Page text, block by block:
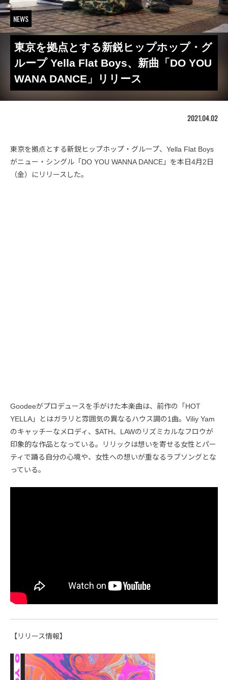
NEWS
東京を拠点とする新鋭ヒップホップ・グ
ループ Yella Flat Boys、新曲「DO YOU
WANA DANCE」リリース
2021.04.02
東京を拠点とする新鋭ヒップホップ・グループ、Yella Flat Boys
がニュー・シングル「DO YOU WANNA DANCE」を本日4月2日
（金）にリリースした。
Goodeeがプロデュースを手がけた本楽曲は、前作の「HOT
YELLA」とはガラリと雰囲気の異なるハウス調の1曲。Viliy Yam
のキャッチーなメロディ、$ATH、LAWのリズミカルなフロウが
印象的な作品となっている。リリックは想いを寄せる女性とパー
ティで踊る自分の心境や、女性への想いが重なるラブソングとな
っている。
【リリース情報】